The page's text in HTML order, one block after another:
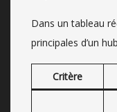
Dans un tableau
principales d’un
Critère